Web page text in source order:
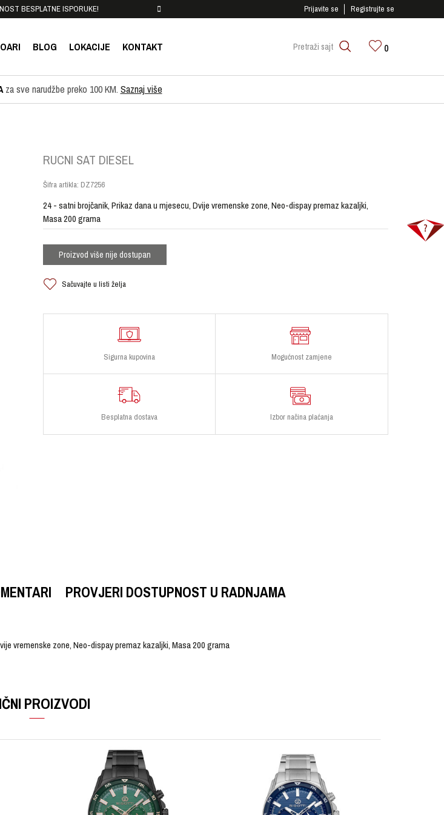
BESPLATNE ISPORUKE! SIGURNO PLAĆANJE PLATNIM KARTICAMA!
Prijavite se Registrujte se
BLOG LOKACIJE KONTAKT Pretraži sajt 0
za sve narudžbe preko 100 KM. Saznaj više
RUCNI SAT DIESEL
Šifra artikla: DZ7256
24 - satni brojčanik, Prikaz dana u mjesecu, Dvije vremenske zone, Neo-dispay premaz kazaljki,
Masa 200 grama
Proizvod više nije dostupan
Sačuvajte u listi želja
Sigurna kupovina Mogućnost zamjene
Besplatna dostava Izbor načina plaćanja
PROVJERI DOSTUPNOST U RADNJAMA
vremenske zone, Neo-dispay premaz kazaljki, Masa 200 grama
Kvarcni
Čelik
PROIZVODI